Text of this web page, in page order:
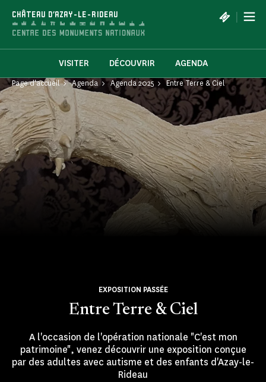
CHÂTEAU D'AZAY-LE-RIDEAU |
VISITER DÉCOUVRIR AGENDA
Page d'accueil Agenda Agenda 2025 Entre Terre & Ciel
Entre Terre & Ciel
EXPOSITION PASSÉE
A l'occasion de l'opération nationale "C'est mon
patrimoine", venez découvrir une exposition conçue
par des adultes avec autisme et des enfants d'Azay-le-
Rideau